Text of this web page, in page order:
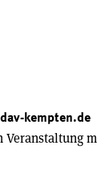
kempten.de
Veranstaltung